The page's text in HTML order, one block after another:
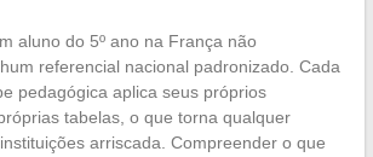
aluno do 5º ano na França não
referencial nacional padronizado. Cada
pedagógica aplica seus próprios
tabelas, o que torna qualquer
arriscada. Compreender o que